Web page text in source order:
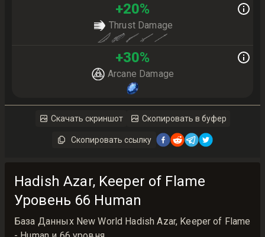
+20%
Thrust Damage
+30%
Arcane Damage
Скачать скриншот Скопировать в буфер
Скопировать ссылку
Hadish Azar, Keeper of Flame
Уровень 66 Human
База Данных New World Hadish Azar, Keeper of Flame